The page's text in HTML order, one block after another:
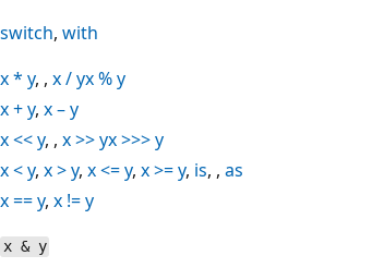
switch, with
x * y, , x / yx % y
x + y, x – y
x << y, , x >> yx >>> y
x < y, x > y, x <= y, x >= y, is, , as
x == y, x != y
x & y